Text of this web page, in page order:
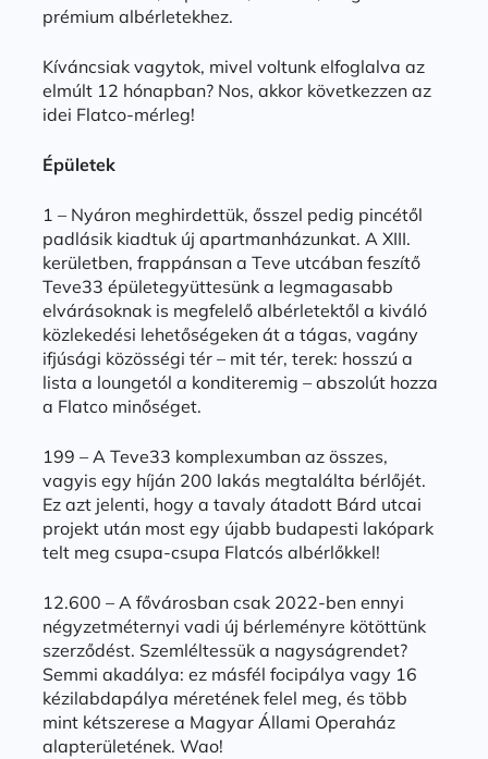
prémium albérletekhez.
Kíváncsiak vagytok, mivel voltunk elfoglalva az
elmúlt 12 hónapban? Nos, akkor következzen az
idei Flatco-mérleg!
Épületek
1 – Nyáron meghirdettük, ősszel pedig pincétől
padlásik kiadtuk új apartmanházunkat. A XIII.
kerületben, frappánsan a Teve utcában feszítő
Teve33 épületegyüttesünk a legmagasabb
elvárásoknak is megfelelő albérletektől a kiváló
közlekedési lehetőségeken át a tágas, vagány
ifjúsági közösségi tér – mit tér, terek: hosszú a
lista a loungetól a konditeremig – abszolút hozza
a Flatco minőséget.
199 – A Teve33 komplexumban az összes,
vagyis egy híján 200 lakás megtalálta bérlőjét.
Ez azt jelenti, hogy a tavaly átadott Bárd utcai
projekt után most egy újabb budapesti lakópark
telt meg csupa-csupa Flatcós albérlőkkel!
12.600 – A fővárosban csak 2022-ben ennyi
négyzetméternyi vadi új bérleményre kötöttünk
szerződést. Szemléltessük a nagyságrendet?
Semmi akadálya: ez másfél focipálya vagy 16
kézilabdapálya méretének felel meg, és több
mint kétszerese a Magyar Állami Operaház
alapterületének. Wao!